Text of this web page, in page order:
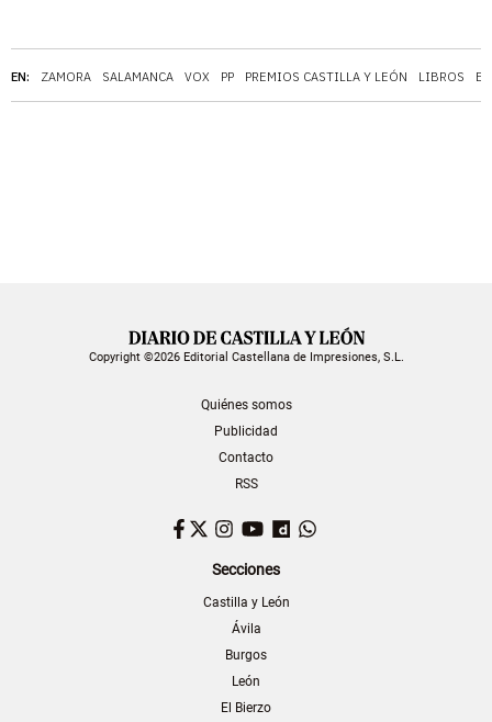
EN: ZAMORA SALAMANCA VOX PP PREMIOS CASTILLA Y LEÓN LIBROS
Copyright ©2026 Editorial Castellana de Impresiones, S.L.
Quiénes somos
Publicidad
Contacto
RSS
Facebook
TwitterInstagram
YouTubeDailymotion
Secciones
Castilla y León
Ávila
Burgos
León
El Bierzo